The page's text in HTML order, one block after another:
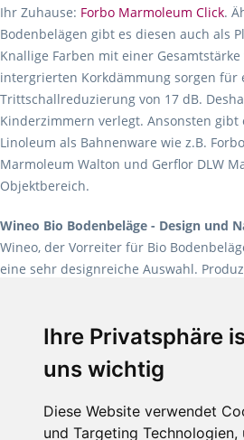
Ihre Privatsphäre
uns wichtig
Diese Website verwendet
und Targeting Technologien,
Ihr Zuhause: Forbo Marmoleum Click.
Bodenbelägen gibt es diesen auch als
Knallige Farben mit einer
intergrierten Korkdämmung sorgen für
Trittschallreduzierung von 17 dB.
Kinderzimmern verlegt. Ansonsten gibt
Linoleum als Bahnenware wie z.B.
Marmoleum Walton und Gerflor DLW
Objektbereich.
Wineo Bio Bodenbeläge - Design und
Wineo, der Vorreiter für Bio
eine sehr designreiche Auswahl.
Weichmacher und Lösungsmittel. Mit
Verlegearten ist er für jegliche
Empfehlung:Wineo 1000 Multi Layer
Teppiche für ein angenehmes Laufgefühl
machen es schon
Teppich in Ihrem gewünschten